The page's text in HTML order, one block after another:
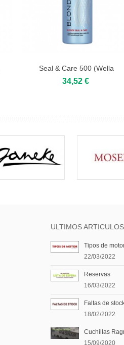
Seal & Care 500 (Wella
Blondor)
34,52 €
ULTIMOS ARTICULOS
Tipos de
22/03/2022
Reservas
16/03/2022
Faltas de
18/02/2022
Cuchillas
15/09/2020